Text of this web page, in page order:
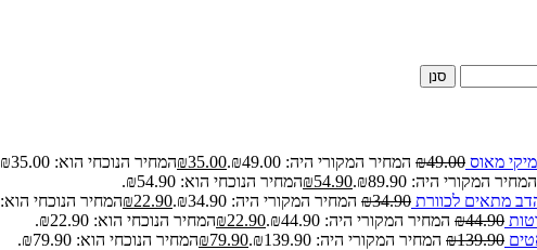
סנן
מאוס ₪49.00 המחיר המקורי היה: ₪49.00. ₪35.00
המחיר הנוכחי הוא: ₪35.00.
המחיר המקורי היה: ₪89.90. ₪54.90
המחיר הנוכחי הוא: ₪54.90.
מתאים לכוורת
₪34.90 המחיר המקורי היה: ₪34.90. ₪22.90
המחיר הנוכחי הוא: ₪22.90.
₪44.90 המחיר המקורי היה: ₪44.90. ₪22.90
המחיר הנוכחי הוא: ₪22.90.
₪139.90 המחיר המקורי היה: ₪139.90. ₪79.90
המחיר הנוכחי הוא: ₪79.90.